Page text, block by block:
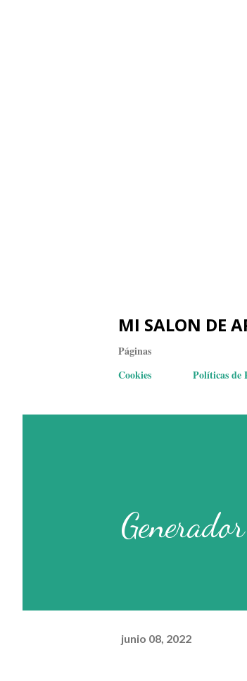
MI SALON DE
Páginas
Cookies
Políticas de
junio 08, 2022